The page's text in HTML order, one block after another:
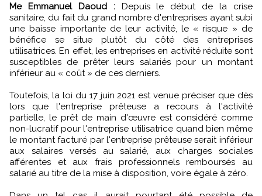
Me Emmanuel Daoud : Depuis le début de la crise
sanitaire, du fait du grand nombre d'entreprises ayant subi
une baisse importante de leur activité, le « risque » de
bénéfice se situe plutôt du côté des entreprises
utilisatrices. En effet, les entreprises en activité réduite sont
susceptibles de prêter leurs salariés pour un montant
inférieur au « coût » de ces derniers.
Toutefois, la loi du 17 juin 2021 est venue préciser que dès
lors que l'entreprise prêteuse a recours à l'activité
partielle, le prêt de main d'œuvre est considéré comme
non-lucratif pour l'entreprise utilisatrice quand bien même
le montant facturé par l'entreprise prêteuse serait inférieur
aux salaires versés au salarié, aux charges sociales
afférentes et aux frais professionnels remboursés au
salarié au titre de la mise à disposition, voire égale à zéro.